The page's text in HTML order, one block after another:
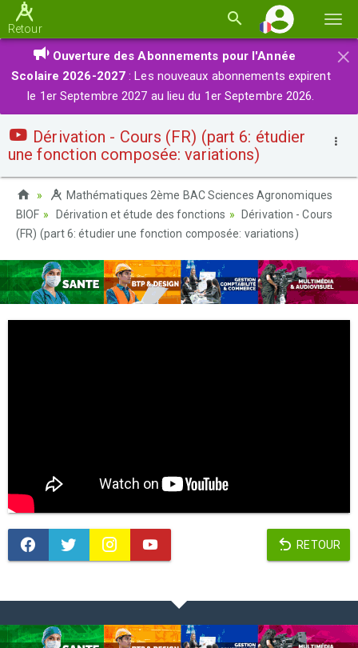
la
Retour
×
Ouverture des Abonnements pour l'Année
Scolaire 2026-2027 : Les nouveaux abonnements expirent
le 1er Septembre 2027 au lieu du 1er Septembre 2026.
Dérivation - Cours (FR) (part 6: étudier
une fonction composée: variations)
Mathématiques 2ème BAC Sciences Agronomiques
BIOF
Dérivation et étude des fonctions
Dérivation - Cours
(FR) (part 6: étudier une fonction composée: variations)
RETOUR